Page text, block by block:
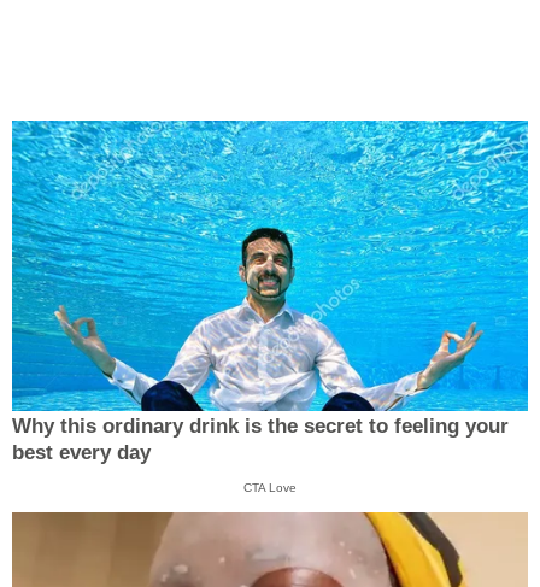
Why this ordinary drink is the secret to feeling your
best every day
CTA Love